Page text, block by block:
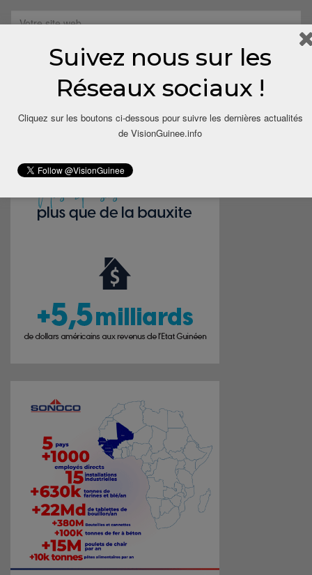
Save my name, email, and website in this browser for the next
time I comment.
Suivez nous sur les
Réseaux sociaux !
Cliquez sur les boutons ci-dessous pour suivre les dernières actualités
de VisionGuinee.info